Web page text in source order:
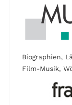
Biographien,
Film-Musik,